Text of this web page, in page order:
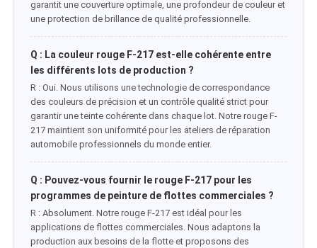
garantit une couverture optimale, une profondeur de couleur et
une protection de brillance de qualité professionnelle.
Q : La couleur rouge F-217 est-elle cohérente entre
les différents lots de production ?
R : Oui. Nous utilisons une technologie de correspondance
des couleurs de précision et un contrôle qualité strict pour
garantir une teinte cohérente dans chaque lot. Notre rouge F-
217 maintient son uniformité pour les ateliers de réparation
automobile professionnels du monde entier.
Q : Pouvez-vous fournir le rouge F-217 pour les
programmes de peinture de flottes commerciales ?
R : Absolument. Notre rouge F-217 est idéal pour les
applications de flottes commerciales. Nous adaptons la
production aux besoins de la flotte et proposons des